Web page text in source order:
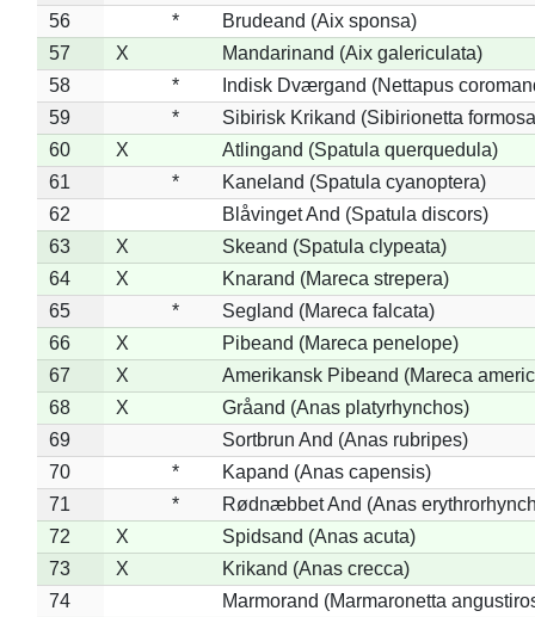
56
*
Brudeand (Aix sponsa)
57
X
Mandarinand (Aix galericulata)
58
*
Indisk Dværgand (Nettapus
59
*
Sibirisk Krikand (Sibirionetta
60
X
Atlingand (Spatula querquedula)
61
*
Kaneland (Spatula cyanoptera)
62
Blåvinget And (Spatula discors)
63
X
Skeand (Spatula clypeata)
64
X
Knarand (Mareca strepera)
65
*
Segland (Mareca falcata)
66
X
Pibeand (Mareca penelope)
67
X
Amerikansk Pibeand (Mareca
68
X
Gråand (Anas platyrhynchos)
69
Sortbrun And (Anas rubripes)
70
*
Kapand (Anas capensis)
71
*
Rødnæbbet And (Anas
72
X
Spidsand (Anas acuta)
73
X
Krikand (Anas crecca)
74
Marmorand (Marmaronetta